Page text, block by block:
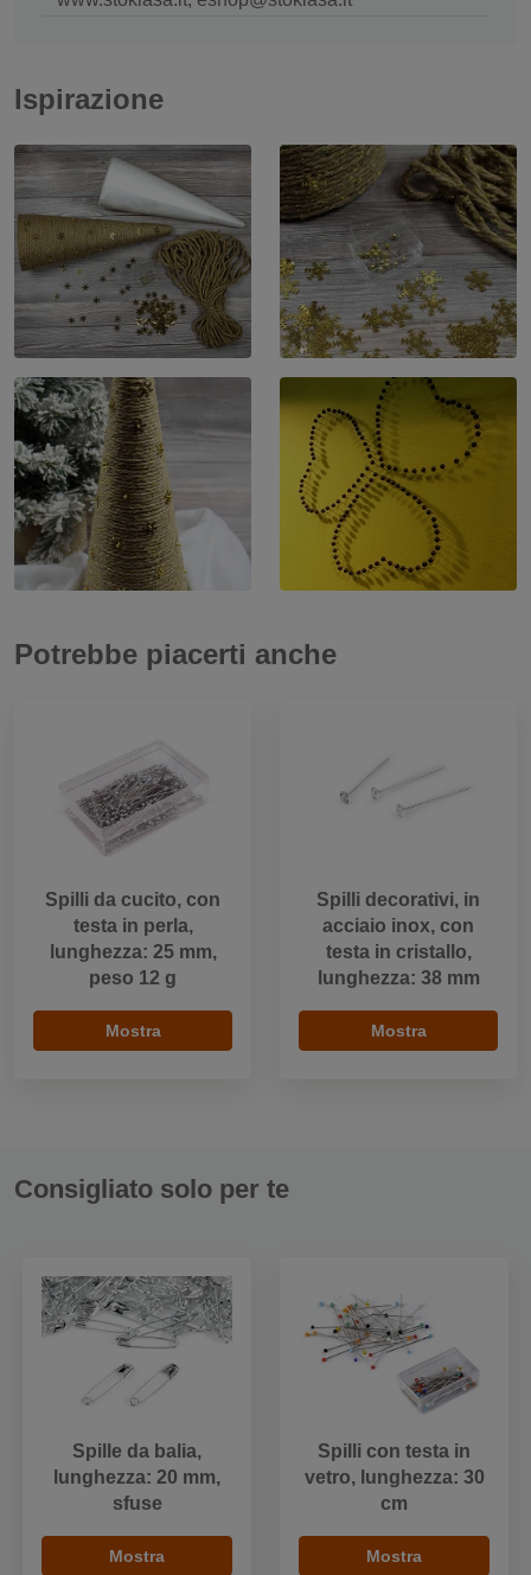
Ispirazione
Potrebbe piacerti anche
Spilli da cucito, con
testa in perla,
lunghezza: 25 mm,
peso 12 g
Mostra
Spilli decorativi, in
acciaio inox, con
testa in cristallo,
lunghezza: 38 mm
Mostra
Consigliato solo per te
Spille da balia,
lunghezza: 20 mm,
sfuse
Mostra
Spilli con testa in
vetro, lunghezza: 30
cm
Mostra